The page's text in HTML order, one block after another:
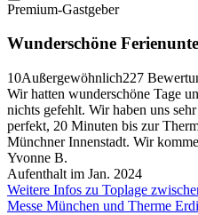
Premium-Gastgeber
Wunderschöne
10Außergewöhnlich227
Wir hatten wunderschöne Tage
nichts gefehlt. Wir haben uns
perfekt, 20 Minuten bis zur
Münchner Innenstadt. Wir
Yvonne B.
Aufenthalt im Jan. 2024
Weitere Infos zu Toplage
Messe München und Therme